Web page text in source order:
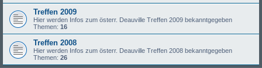
Treffen 2009
Hier werden Infos zum österr. Deauville Treffen 2009 bekanntgegeben
Themen: 16
Treffen 2008
Hier werden Infos zum österr. Deauville Treffen 2008 bekanntgegeben
Themen: 26